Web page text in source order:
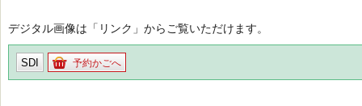
デジタル画像は「リンク」からご覧いただけます。
SDI 予約かごへ